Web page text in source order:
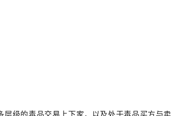
级的毒品交易上下家，以及处于毒品买方与卖